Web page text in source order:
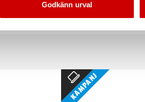
Godkänn urval
Kampanj